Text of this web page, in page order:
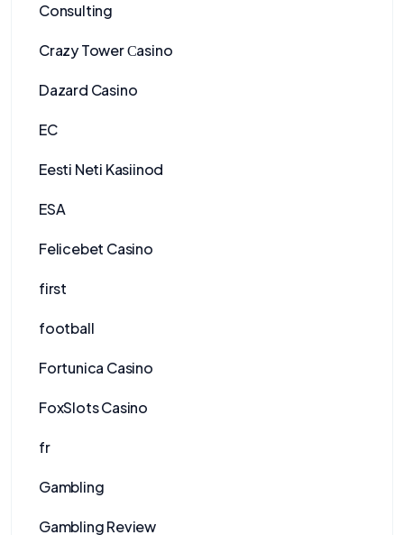
Consulting
Crazy Tower Сasino
Dazard Casino
EC
Eesti Neti Kasiinod
ESA
Felicebet Casino
first
football
Fortunica Casino
FoxSlots Casino
fr
Gambling
Gambling Review